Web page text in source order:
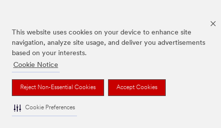
This website uses cookies on your device to enhance site
navigation, analyze site usage, and deliver you advertisements
based on your interests.
Cookie Notice
Reject Non-Essential Cookies Accept Cookies
Cookie Preferences